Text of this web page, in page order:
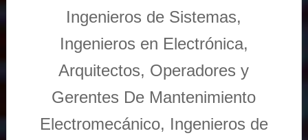
Ingenieros de Sistemas,
Ingenieros en Electrónica,
Arquitectos, Operadores y
Gerentes De Mantenimiento
Electromecánico, Ingenieros de